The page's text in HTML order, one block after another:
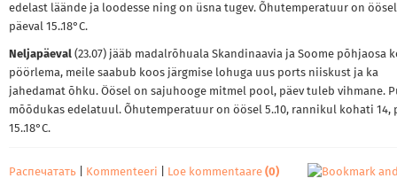
edelast läände ja loodesse ning on üsna tugev. Õhutemperatuur on öösel
päeval 15..18°C.
Neljapäeval (23.07) jääb madalrõhuala Skandinaavia ja Soome põhjaosa
pöörlema, meile saabub koos järgmise lohuga uus ports niiskust ja ka
jahedamat õhku. Öösel on sajuhooge mitmel pool, päev tuleb vihmane.
mõõdukas edelatuul. Õhutemperatuur on öösel 5..10, rannikul kohati 14,
15..18°C.
Распечатать Kommenteeri Loe kommentaare (0)